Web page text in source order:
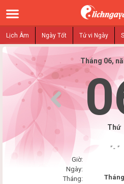
Lịch Âm Ngày Tốt Tử vi Ngày
Tháng 06,
Thứ
" - "
Giờ:
Ngày:
Tháng:
Tháng